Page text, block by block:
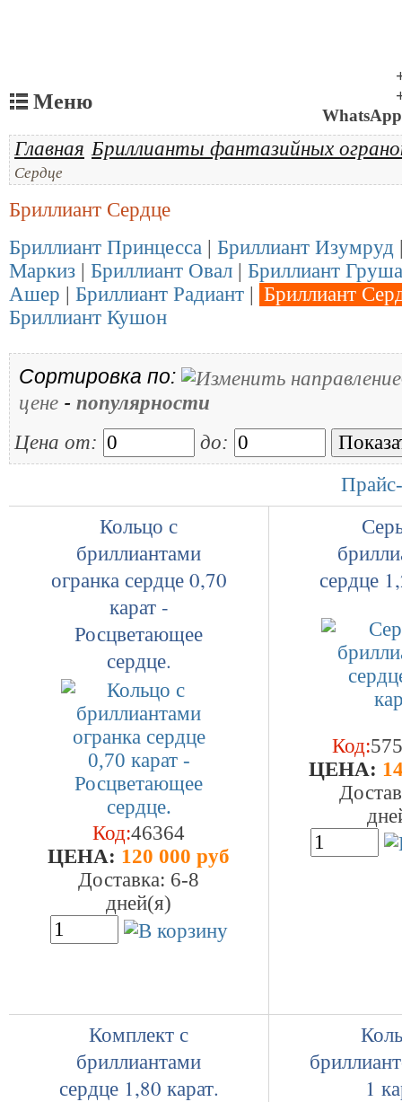
Меню
Главная Бриллианты фантазийных
Сердце
Бриллиант Сердце
Бриллиант Принцесса | Бриллиант Изумруд
Маркиз | Бриллиант Овал | Бриллиант Груша
Ашер | Бриллиант Радиант | Бриллиант
Бриллиант Кушон
Сортировка по:
цене - популярности
Цена от:
до:
Прайс-
Кольцо с
бриллиантами
огранка сердце 0,70
карат -
Росцветающее
сердце.
Код:46364
ЦEHA: 120 000 руб
Доставка: 6-8
дней(я)
сердце
Код:
ЦEHA:
Комплект с
бриллиантами
сердце 1,80 карат.
1